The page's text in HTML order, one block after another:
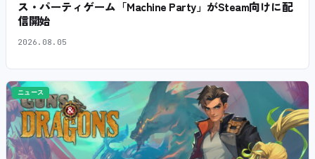
ス・パーティゲーム「Machine Party」がSteam向けに配
信開始
2026.08.05
ニュース